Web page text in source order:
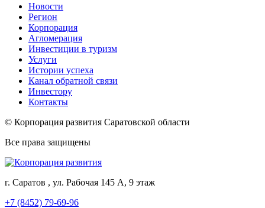
Новости
Регион
Корпорация
Агломерация
Инвестиции в туризм
Услуги
Истории успеха
Канал обратной связи
Инвестору
Контакты
© Корпорация развития Саратовской области
Все права защищены
г. Саратов , ул. Рабочая 145 А, 9 этаж
+7 (8452) 79-69-96